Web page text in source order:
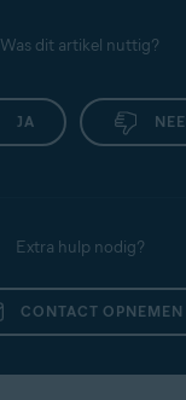
Was dit artikel nuttig?
JA NEE
Extra hulp nodig?
CONTACT OPNEMEN